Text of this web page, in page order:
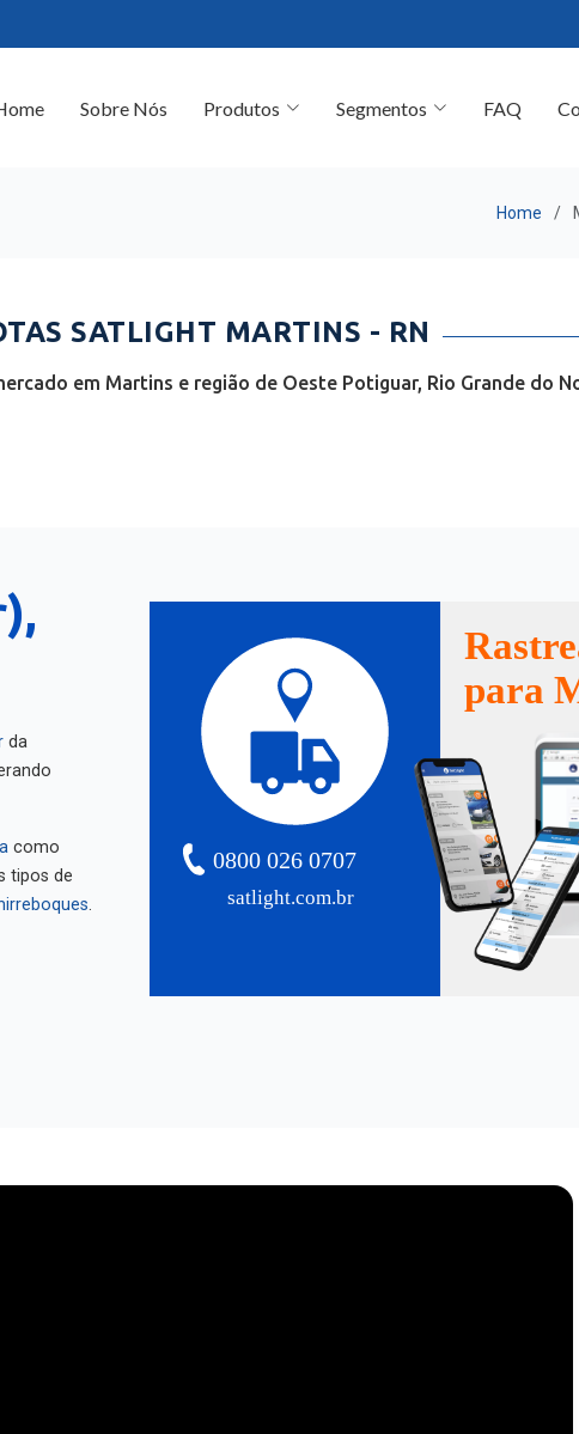
Sobre Nós Produtos Segmentos FAQ
Home
SATLIGHT MARTINS - RN
em Martins e região de Oeste Potiguar, Rio Grande do
da
como
tipos de
. satlight.com.br
0800 026 0707
para